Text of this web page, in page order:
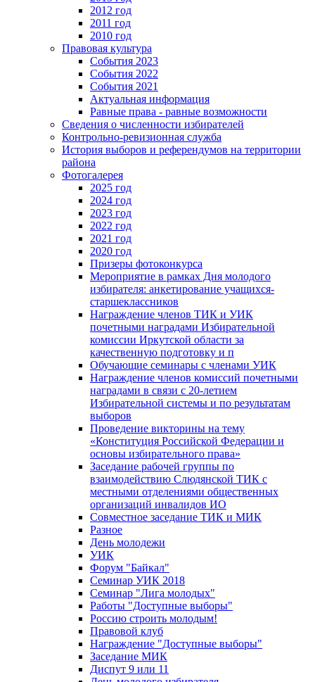
2012 год
2011 год
2010 год
Правовая культура
События 2023
События 2022
События 2021
Актуальная информация
Равные права - равные возможности
Сведения о численности избирателей
Контрольно-ревизионная служба
История выборов и референдумов на территории
района
Фотогалерея
2025 год
2024 год
2023 год
2022 год
2021 год
2020 год
Призеры фотоконкурса
Мероприятие в рамках Дня молодого
избирателя: анкетирование учащихся-
старшеклассников
Награждение членов ТИК и УИК
почетными наградами Избирательной
комиссии Иркутской области за
качественную подготовку и п
Обучающие семинары с членами УИК
Награждение членов комиссий почетными
наградами в связи с 20-летием
Избирательной системы и по результатам
выборов
Проведение викторины на тему
«Конституция Российской Федерации и
основы избирательного права»
Заседание рабочей группы по
взаимодействию Слюдянской ТИК с
местными отделениями общественных
организаций инвалидов ИО
Совместное заседание ТИК и МИК
Разное
День молодежи
УИК
Форум "Байкал"
Семинар УИК 2018
Семинар "Лига молодых"
Работы "Доступные выборы"
Россию строить молодым!
Правовой клуб
Награждение "Доступные выборы"
Заседание МИК
Диспут 9 или 11